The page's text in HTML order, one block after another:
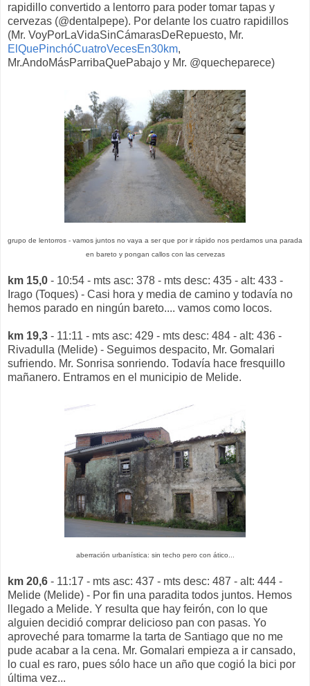
rapidillo convertido a lentorro para poder tomar tapas y
cervezas (@dentalpepe). Por delante los cuatro rapidillos
(Mr. VoyPorLaVidaSinCámarasDeRepuesto, Mr.
ElQuePinchóCuatroVecesEn30km,
Mr.AndoMásParribaQuePabajo y Mr. @quecheparece)
grupo de lentorros - vamos juntos no vaya a ser que por ir rápido nos perdamos una parada
en bareto y pongan callos con las cervezas
km 15,0 - 10:54 - mts asc: 378 - mts desc: 435 - alt: 433 -
Irago (Toques) - Casi hora y media de camino y todavía no
hemos parado en ningún bareto.... vamos como locos.
km 19,3 - 11:11 - mts asc: 429 - mts desc: 484 - alt: 436 -
Rivadulla (Melide) - Seguimos despacito, Mr. Gomalari
sufriendo. Mr. Sonrisa sonriendo. Todavía hace fresquillo
mañanero. Entramos en el municipio de Melide.
aberración urbanística: sin techo pero con ático...
km 20,6 - 11:17 - mts asc: 437 - mts desc: 487 - alt: 444 -
Melide (Melide) - Por fin una paradita todos juntos. Hemos
llegado a Melide. Y resulta que hay feirón, con lo que
alguien decidió comprar delicioso pan con pasas. Yo
aproveché para tomarme la tarta de Santiago que no me
pude acabar a la cena. Mr. Gomalari empieza a ir cansado,
lo cual es raro, pues sólo hace un año que cogió la bici por
última vez...